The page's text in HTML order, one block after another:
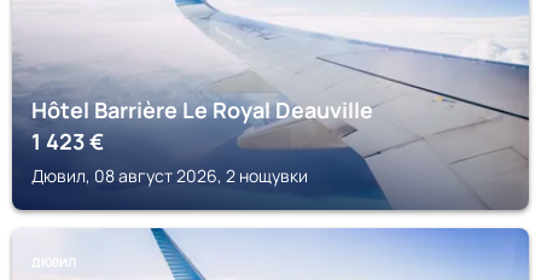
Hôtel Barrière Le Royal Deauville
1 423€
Дювил, 08 август 2026, 2 нощувки
ДЮВИЛ